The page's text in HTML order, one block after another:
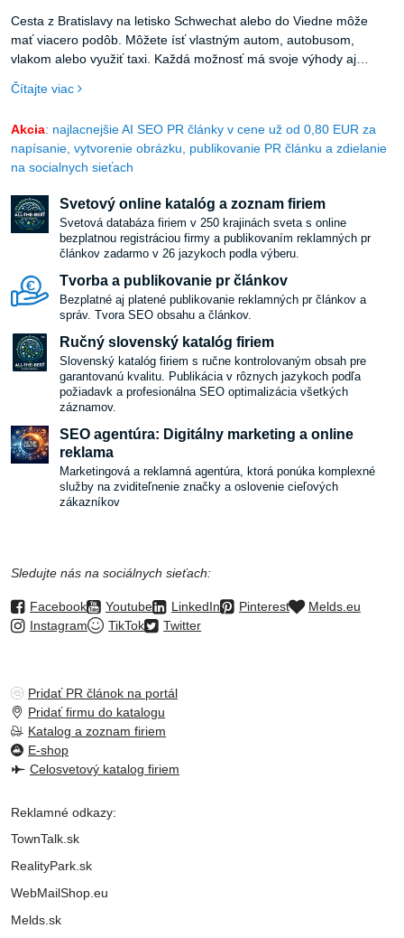
Cesta z Bratislavy na letisko Schwechat alebo do Viedne môže
mať viacero podôb. Môžete ísť vlastným autom, autobusom,
vlakom alebo využiť taxi. Každá možnosť má svoje výhody aj
Čítajte viac
Akcia: najlacnejšie AI SEO PR články v cene už od 0,80 EUR za
napísanie, vytvorenie obrázku, publikovanie PR článku a zdielanie
na socialnych sieťach
Svetový online katalóg a zoznam firiem
Svetová databáza firiem v 250 krajinách sveta s online
bezplatnou registráciou firmy a publikovaním reklamných pr
článkov zadarmo v 26 jazykoch podla výberu.
Tvorba a publikovanie pr článkov
Bezplatné aj platené publikovanie reklamných pr článkov a
správ. Tvora SEO obsahu a článkov.
Ručný slovenský katalóg firiem
Slovenský katalóg firiem s ručne kontrolovaným obsah pre
garantovanú kvalitu. Publikácia v rôznych jazykoch podľa
požiadavk a profesionálna SEO optimalizácia všetkých
záznamov.
SEO agentúra: Digitálny marketing a online
reklama
Marketingová a reklamná agentúra, ktorá ponúka komplexné
služby na zviditeľnenie značky a oslovenie cieľových
zákazníkov
Sledujte nás na sociálnych sieťach:
Facebook Youtube LinkedIn Pinterest
Melds.eu
Instagram
TikTok Twitter
Pridať PR článok na portál
Pridať firmu do katalogu
Katalog a zoznam firiem
E-shop
Celosvetový katalog firiem
Reklamné odkazy:
TownTalk.sk
RealityPark.sk
WebMailShop.eu
Melds.sk